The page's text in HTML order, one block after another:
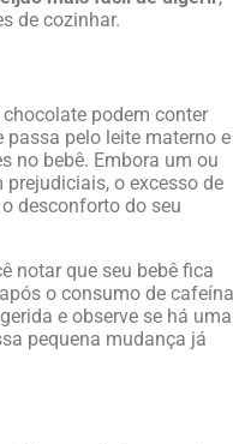
de cozinhar.
podem conter
pelo leite materno e
no bebê. Embora um ou
o excesso de
desconforto do seu
notar que seu bebê fica
o consumo de
e observe se há uma
pequena mudança já